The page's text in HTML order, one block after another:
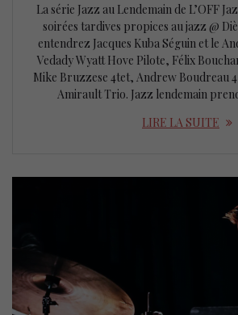
La série Jazz au Lendemain de L’OFF
soirées tardives propices au jazz @
entendrez Jacques Kuba Séguin et le
Vedady Wyatt Hove Pilote, Félix
Mike Bruzzese 4tet, Andrew Boudreau
Amirault Trio. Jazz lendemain
LIRE LA SUITE